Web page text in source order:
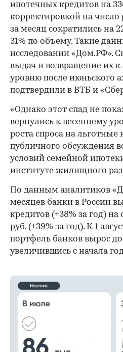
ипотечных кредитов на
корректировкой на
за месяц сократились на
31% по объему. Такие
исследовании «Дом.РФ».
выдач и возвращение их к
уровню после июньского
подтвердили в ВТБ и
«Однако этот спад не
вернулись к весеннему
роста спроса на
публичного обсуждения
условий семейной
институте жилищного
По данным аналитиков
месяцев банки в России
кредитов (+38% за год)
руб. (+39% за год). К 1
портфель банков вырос до
увеличившись с начала